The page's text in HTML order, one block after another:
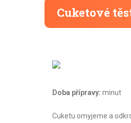
Cuketové
Doba přípravy: minut
Cuketu omyjeme a